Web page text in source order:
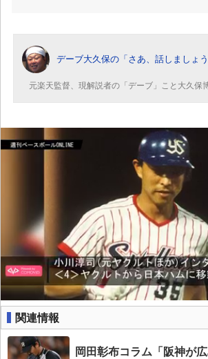
デーブ大久保の「さあ、話しましょう
元楽天監督、現解説者の「デーブ」こと大久保
関連情報
岡田彰布コラム「阪神が